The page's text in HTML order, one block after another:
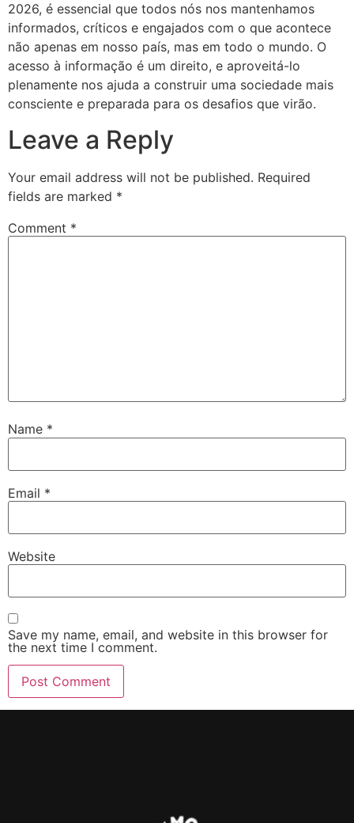
2026, é essencial que todos nós nos mantenhamos
informados, críticos e engajados com o que acontece
não apenas em nosso país, mas em todo o mundo. O
acesso à informação é um direito, e aproveitá-lo
plenamente nos ajuda a construir uma sociedade mais
consciente e preparada para os desafios que virão.
Leave a Reply
Your email address will not be published. Required
fields are marked *
Comment *
Name *
Email *
Website
Save my name, email, and website in this browser for
the next time I comment.